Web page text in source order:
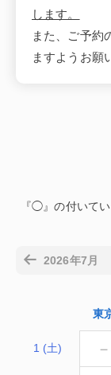
します。
また、ご予約
ますようお願
東
1 (土) －
2026年7月